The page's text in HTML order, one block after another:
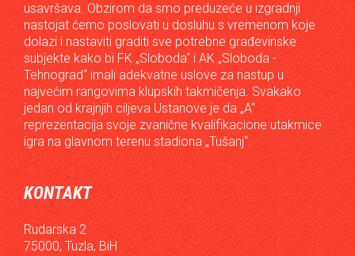
usavršava. Obzirom da smo preduzeće u izgradnji
nastojat ćemo poslovati u dosluhu s vremenom koje
dolazi i nastaviti graditi sve potrebne građevinske
subjekte kako bi FK „Sloboda“ i AK „Sloboda -
Tehnograd“ imali adekvatne uslove za nastup u
najvećim rangovima klupskih takmičenja. Svakako
jedan od krajnjih ciljeva Ustanove je da „A“
reprezentacija svoje zvanične kvalifikacione utakmice
igra na glavnom terenu stadiona „Tušanj“.
KONTAKT
Rudarska 2
75000, Tuzla, BiH